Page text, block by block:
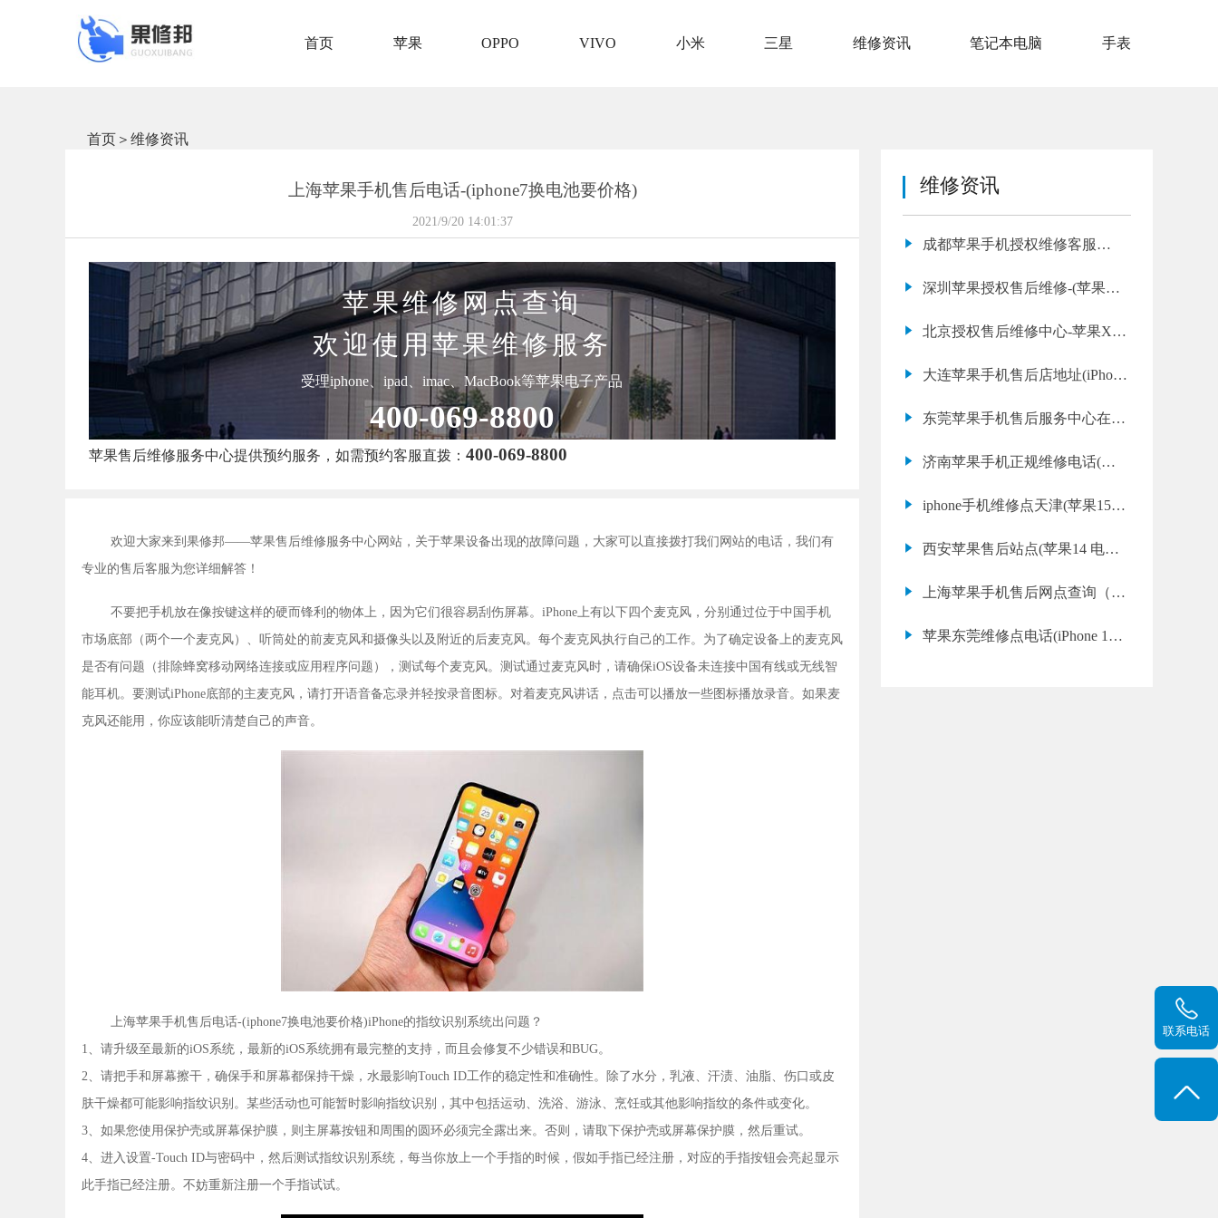
首页 苹果 OPPO VIVO 小米 三星 维修资讯 笔记本电脑 手表
首页 ＞ 维修资讯
上海苹果手机售后电话-(iphone7换电池要价格)
2021/9/20 14:01:37
苹果维修网点查询
欢迎使用苹果维修服务
受理iphone、ipad、imac、MacBook等苹果电子产品
400-069-8800
苹果售后维修服务中心提供预约服务，如需预约客服直拨：400-069-8800
欢迎大家来到果修邦——苹果售后维修服务中心网站，关于苹果设备出现的故障问题，大家可以直接拨打我们网站的电话，我们有
专业的售后客服为您详细解答！
不要把手机放在像按键这样的硬而锋利的物体上，因为它们很容易刮伤屏幕。iPhone上有以下四个麦克风，分别通过位于中国手机
市场底部（两个一个麦克风）、听筒处的前麦克风和摄像头以及附近的后麦克风。每个麦克风执行自己的工作。为了确定设备上的麦克风
是否有问题（排除蜂窝移动网络连接或应用程序问题），测试每个麦克风。测试通过麦克风时，请确保iOS设备未连接中国有线或无线智
能耳机。要测试iPhone底部的主麦克风，请打开语音备忘录并轻按录音图标。对着麦克风讲话，点击可以播放一些图标播放录音。如果麦
克风还能用，你应该能听清楚自己的声音。
上海苹果手机售后电话-(iphone7换电池要价格)iPhone的指纹识别系统出问题？
1、请升级至最新的iOS系统，最新的iOS系统拥有最完整的支持，而且会修复不少错误和BUG。
2、请把手和屏幕擦干，确保手和屏幕都保持干燥，水最影响Touch ID工作的稳定性和准确性。除了水分，乳液、汗渍、油脂、伤口或皮
肤干燥都可能影响指纹识别。某些活动也可能暂时影响指纹识别，其中包括运动、洗浴、游泳、烹饪或其他影响指纹的条件或变化。
3、如果您使用保护壳或屏幕保护膜，则主屏幕按钮和周围的圆环必须完全露出来。否则，请取下保护壳或屏幕保护膜，然后重试。
4、进入设置-Touch ID与密码中，然后测试指纹识别系统，每当你放上一个手指的时候，假如手指已经注册，对应的手指按钮会亮起显示
此手指已经注册。不妨重新注册一个手指试试。
维修资讯
成都苹果手机授权维修客服
深圳苹果授权售后维修-(苹果手
北京授权售后维修中心-苹果X摔
大连苹果手机售后店地址(iPhone
东莞苹果手机售后服务中心在哪
济南苹果手机正规维修电话(苹
iphone手机维修点天津(苹果15
西安苹果售后站点(苹果14 电池
上海苹果手机售后网点查询（苹
苹果东莞维修点电话(iPhone 14
联系电话